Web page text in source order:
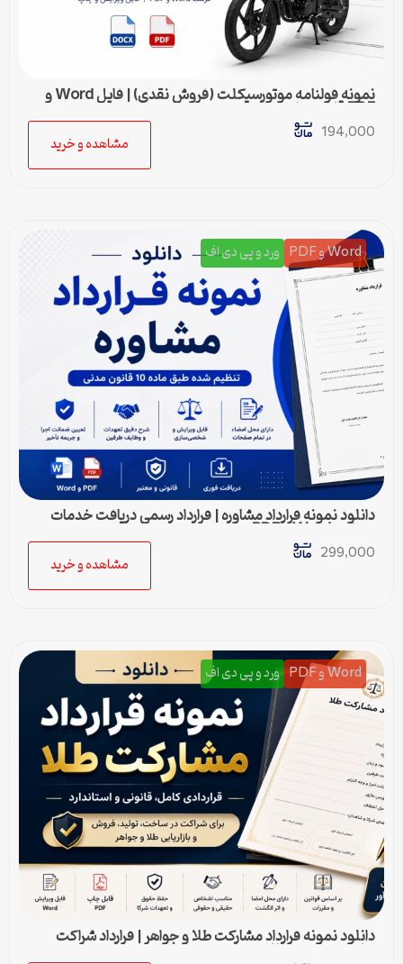
نمونه قولنامه موتورسیکلت (فروش نقدی) | فایل Word و
PDF قابل ویرایش
194,000
مشاهده و خرید
Word و PDF ورد و پی دی اف
دانلود نمونه قرارداد مشاوره | قرارداد رسمی دریافت خدمات
مشاوره Word و PDF
299,000
مشاهده و خرید
Word و PDF ورد و پی دی اف
دانلود نمونه قرارداد مشارکت طلا و جواهر | قرارداد شراکت
ساخت و فروش طلا